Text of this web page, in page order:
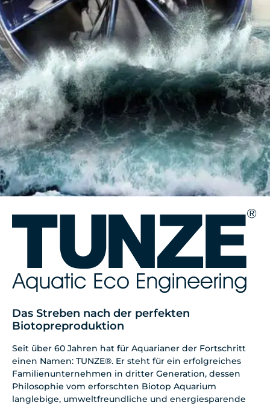
Das Streben nach der perfekten
Biotopreproduktion
Seit über 60 Jahren hat für Aquarianer der Fortschritt
einen Namen: TUNZE®. Er steht für ein erfolgreiches
Familienunternehmen in dritter Generation, dessen
Philosophie vom erforschten Biotop Aquarium
langlebige, umweltfreundliche und energiesparende